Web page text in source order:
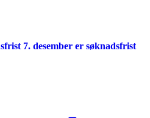
7. desember er søknadsfrist